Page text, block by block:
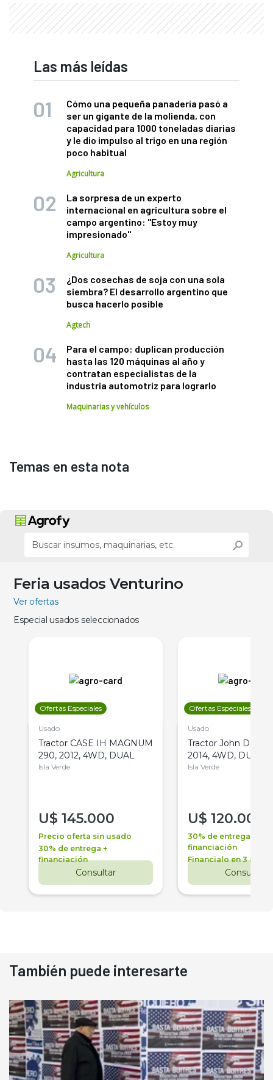
Las más leídas
Cómo una pequeña panadería pasó a
ser un gigante de la molienda, con
capacidad para 1000 toneladas diarias
y le dio impulso al trigo en una región
poco habitual
Agricultura
La sorpresa de un experto
internacional en agricultura sobre el
campo argentino: "Estoy muy
impresionado"
Agricultura
¿Dos cosechas de soja con una sola
siembra? El desarrollo argentino que
busca hacerlo posible
Agtech
Para el campo: duplican producción
hasta las 120 máquinas al año y
contratan especialistas de la
industria automotriz para lograrlo
Maquinarias y vehículos
Temas en esta nota
Feria usados Venturino
Ver ofertas
Especial usados seleccionados
Ofertas Especiales
Usado
Tractor CASE IH MAGNUM
290, 2012, 4WD, DUAL
Isla Verde
U$ 145.000
Precio oferta sin usado
30% de entrega +
financiación
Consultar
Ofertas Especiales
Usado
Tractor John Deere
2014, 4WD, DUAL
Isla Verde
U$ 120.000
30% de entrega +
financiación
Financialo en 3 años
Consultar
También puede interesarte